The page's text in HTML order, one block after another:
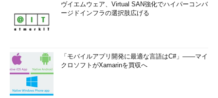
ヴイエムウェア、Virtual SAN強化でハイパーコンバ
ージドインフラの選択肢広げる
「モバイルアプリ開発に最適な言語はC#」――マイ
クロソフトがXamarinを買収へ